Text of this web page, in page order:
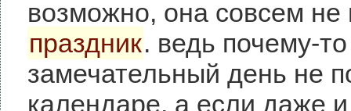
возможно, она совсем не
праздник. ведь почему-то
замечательный день не
календаре. а если даже